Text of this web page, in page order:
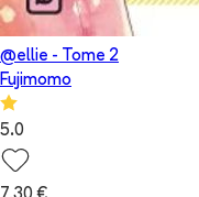
@ellie - Tome 2
Fujimomo
5.0